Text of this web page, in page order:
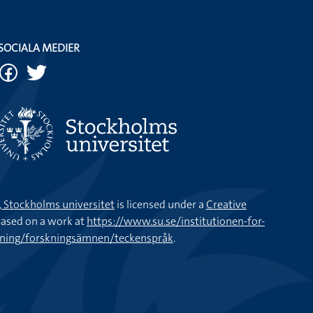
MEDIER
universitetis licensed under aCreative
on a work athttps://www.su.se/institutionen-for-
forskningsämnen/teckenspråk.